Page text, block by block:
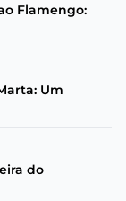
Flamengo:
Um
do